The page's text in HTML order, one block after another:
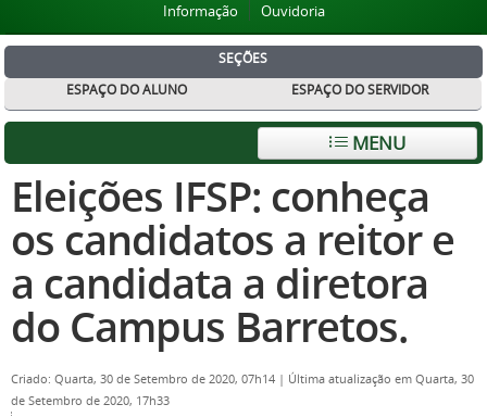
Informação
Ouvidoria
SEÇÕES
ESPAÇO DO ALUNO
ESPAÇO DO SERVIDOR
MENU
Eleições IFSP: conheça
os candidatos a reitor e
a candidata a diretora
do Campus Barretos.
Criado: Quarta, 30 de Setembro de 2020, 07h14 | Última atualização em Quarta, 30
de Setembro de 2020, 17h33